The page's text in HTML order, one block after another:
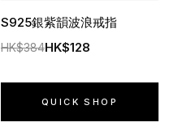
S925銀紫韻波浪戒指
HK$384HK$128
QUICK SHOP